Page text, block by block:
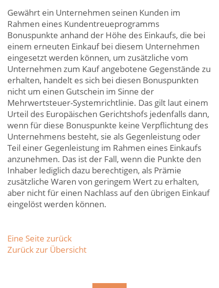
Gewährt ein Unternehmen seinen Kunden im
Rahmen eines Kundentreueprogramms
Bonuspunkte anhand der Höhe des Einkaufs, die bei
einem erneuten Einkauf bei diesem Unternehmen
eingesetzt werden können, um zusätzliche vom
Unternehmen zum Kauf angebotene Gegenstände zu
erhalten, handelt es sich bei diesen Bonuspunkten
nicht um einen Gutschein im Sinne der
Mehrwertsteuer-Systemrichtlinie. Das gilt laut einem
Urteil des Europäischen Gerichtshofs jedenfalls dann,
wenn für diese Bonuspunkte keine Verpflichtung des
Unternehmens besteht, sie als Gegenleistung oder
Teil einer Gegenleistung im Rahmen eines Einkaufs
anzunehmen. Das ist der Fall, wenn die Punkte den
Inhaber lediglich dazu berechtigen, als Prämie
zusätzliche Waren von geringem Wert zu erhalten,
aber nicht für einen Nachlass auf den übrigen Einkauf
eingelöst werden können.
Eine Seite zurück
Zurück zur Übersicht